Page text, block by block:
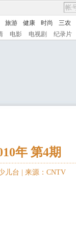
旅游 健康 时尚 三农
电影 电视剧 纪录片
年 第4期
儿台 来源：CNTV